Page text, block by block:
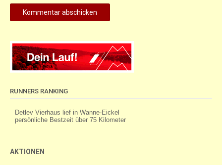
RUNNERS RANKING
AKTIONEN